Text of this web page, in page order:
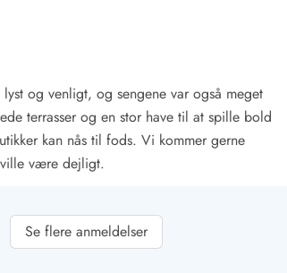
og venligt, og sengene var også meget
terrasser og en stor have til at spille bold
kan nås til fods. Vi kommer gerne
ville være dejligt.
Se flere anmeldelser